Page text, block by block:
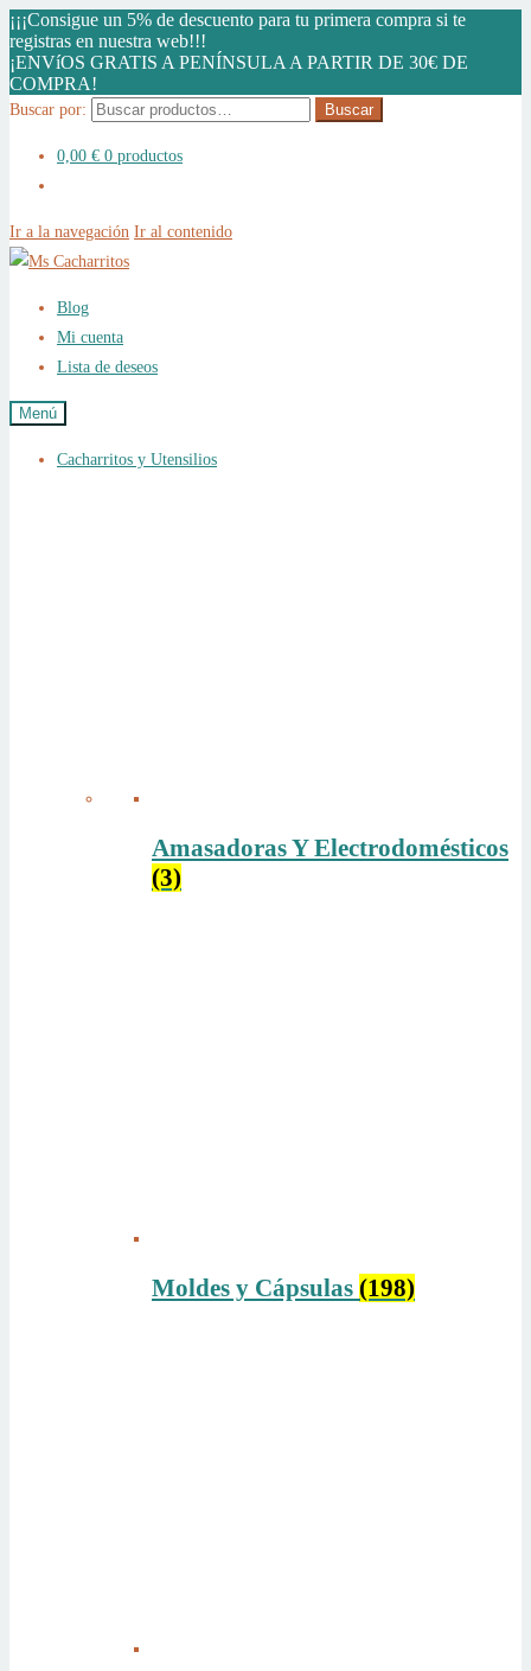
¡¡¡Consigue un 5% de descuento para tu primera compra si te
registras en nuestra web!!!
¡ENVíOS GRATIS A PENÍNSULA A PARTIR DE 30€ DE
COMPRA!
Buscar por: Buscar
0,00 € 0 productos
Ir a la navegación Ir al contenido
Blog
Mi cuenta
Lista de deseos
Menú
Cacharritos y Utensilios
Amasadoras Y Electrodomésticos
(3)
Moldes y Cápsulas (198)